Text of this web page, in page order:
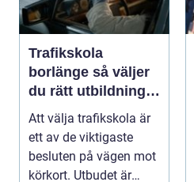
Trafikskola
borlänge så väljer
du rätt utbildning
mot körkort
Att välja trafikskola är
ett av de viktigaste
besluten på vägen mot
körkort. Utbudet är